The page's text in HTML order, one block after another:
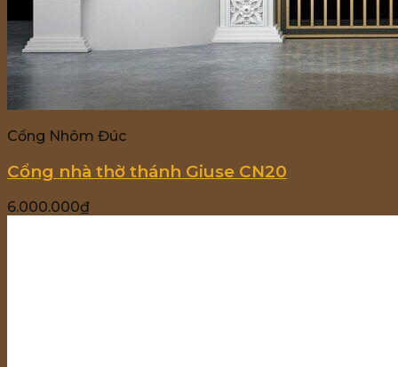
Cổng Nhôm Đúc
Cổng nhà thờ thánh Giuse CN20
6.000.000₫